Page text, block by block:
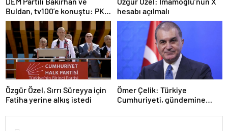
Buldan, tv100’e konuştu: PKK
ne zaman kendini feshedecek
hesabı açılmalı
Özgür Özel, Sırrı Süreyya için
Fatiha yerine alkış istedi
Ömer Çelik: Türkiye
Cumhuriyeti, gündemine